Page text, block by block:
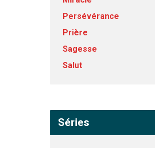
Persévérance
Prière
Sagesse
Salut
Séries